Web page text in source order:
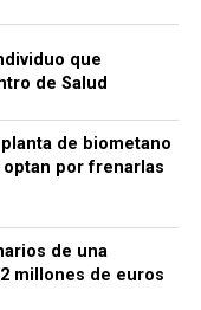
que
de Salud
de biometano
por frenarlas
de una
millones de euros